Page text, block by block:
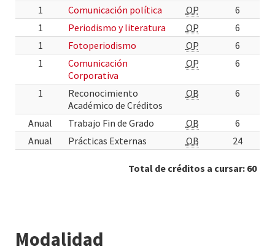
1
Comunicación política OP
6
1
Periodismo y literatura OP
6
1
Fotoperiodismo OP
6
1
Comunicación
Corporativa
OP 6
1
Reconocimiento
Académico de Créditos
OB 6
Anual Trabajo Fin de Grado OB
6
Anual
Prácticas Externas OB 24
Total de créditos a cursar: 60
Modalidad